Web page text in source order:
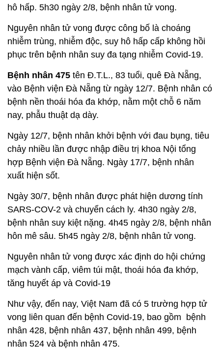
hô hấp. 5h30 ngày 2/8, bệnh nhân tử vong.
Nguyên nhân tử vong được công bố là choáng
nhiễm trùng, nhiễm độc, suy hô hấp cấp không hồi
phục trên bệnh nhân suy đa tạng nhiễm Covid-19.
Bệnh nhân 475 tên Đ.T.L., 83 tuổi, quê Đà Nẵng,
vào Bệnh viện Đà Nẵng từ ngày 12/7. Bệnh nhân có
bệnh nền thoái hóa đa khớp, nằm một chỗ 6 năm
nay, phẫu thuật dạ dày.
Ngày 12/7, bệnh nhân khởi bệnh với đau bụng, tiêu
chảy nhiều lần được nhập điều trị khoa Nội tổng
hợp Bệnh viện Đà Nẵng. Ngày 17/7, bệnh nhân
xuất hiện sốt.
Ngày 30/7, bệnh nhân được phát hiện dương tính
SARS-COV-2 và chuyển cách ly. 4h30 ngày 2/8,
bệnh nhân suy kiệt nặng. 4h45 ngày 2/8, bệnh nhân
hôn mê sâu. 5h45 ngày 2/8, bệnh nhân tử vong.
Nguyên nhân tử vong được xác định do hội chứng
mạch vành cấp, viêm túi mật, thoái hóa đa khớp,
tăng huyết áp và Covid-19
Như vậy, đến nay, Việt Nam đã có 5 trường hợp tử
vong liên quan đến bệnh Covid-19, bao gồm bệnh
nhân 428, bệnh nhân 437, bệnh nhân 499, bệnh
nhân 524 và bệnh nhân 475.